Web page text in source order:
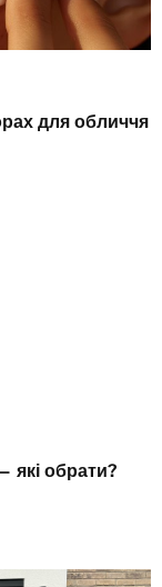
для обличчя
які обрати?